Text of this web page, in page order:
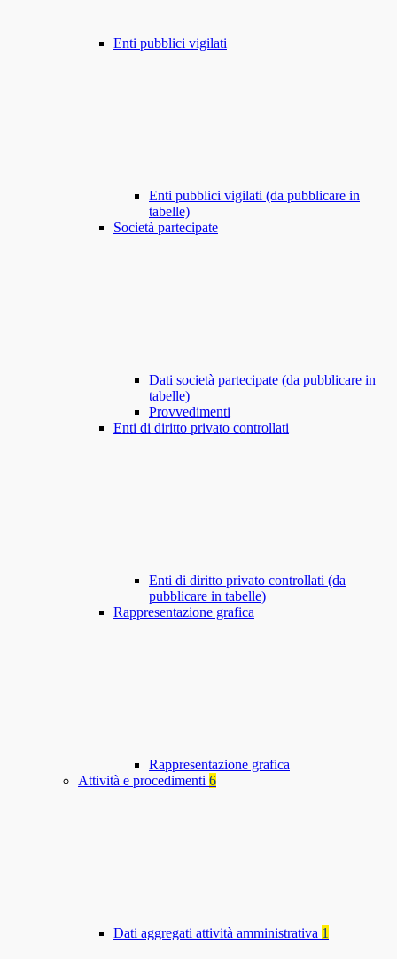
Enti pubblici vigilati
Enti pubblici vigilati (da pubblicare in
tabelle)
Società partecipate
Dati società partecipate (da pubblicare in
tabelle)
Provvedimenti
Enti di diritto privato controllati
Enti di diritto privato controllati (da
pubblicare in tabelle)
Rappresentazione grafica
Rappresentazione grafica
Attività e procedimenti 6
Dati aggregati attività amministrativa 1